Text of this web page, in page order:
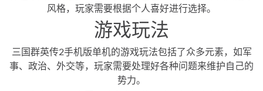
风格，玩家需要根据个人喜好进行选择。
游戏玩法
三国群英传2手机版单机的游戏玩法包括了众多元素，如军
事、政治、外交等，玩家需要处理好各种问题来维护自己的
势力。